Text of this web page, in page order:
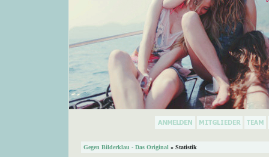
Gegen Bilderklau - Das Original » Statistik